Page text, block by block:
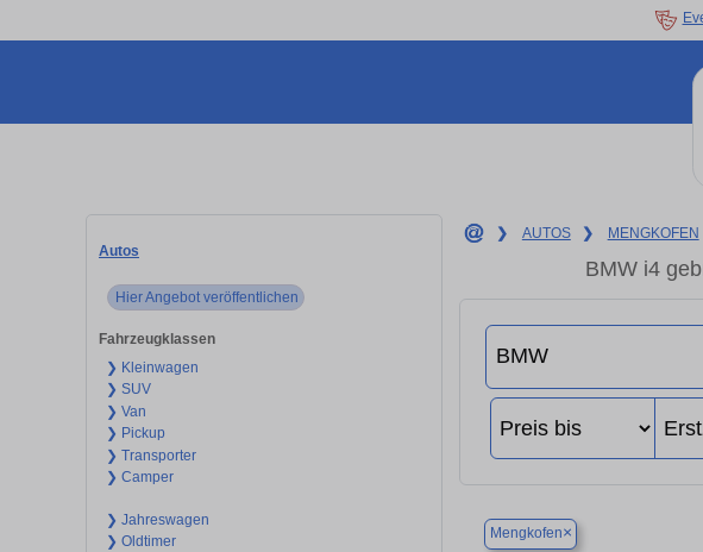
Autos
Hier Angebot veröffentlichen
Fahrzeugklassen
❯ Kleinwagen
❯ SUV
❯ Van
❯ Pickup
❯ Transporter
❯ Camper
❯ Jahreswagen
❯ Oldtimer
❯ AUTOS ❯ MENGKOFEN
BMW i4
Mengkofen×